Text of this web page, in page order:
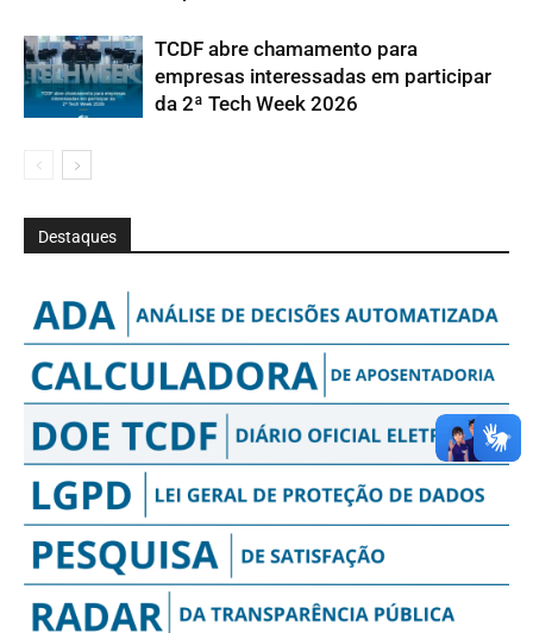
TCDF abre chamamento para
empresas interessadas em participar
da 2ª Tech Week 2026
Destaques